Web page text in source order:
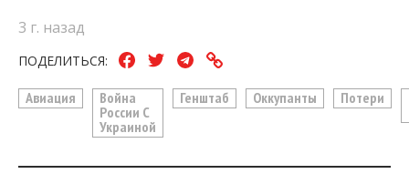
3 г. назад
ПОДЕЛИТЬСЯ:
Авиация
Война
России С
Украиной
Генштаб Оккупанты Потери